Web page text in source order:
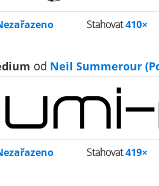
Stahovat410×
od Neil Summerour
Stahovat419×